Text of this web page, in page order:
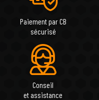
Paiement par CB
sécurisé
Conseil
et assistance